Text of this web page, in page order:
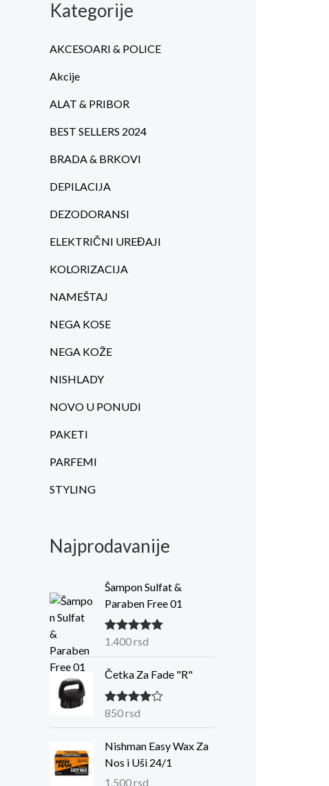
Kategorije
AKCESOARI & POLICE
Akcije
ALAT & PRIBOR
BEST SELLERS 2024
BRADA & BRKOVI
DEPILACIJA
DEZODORANSI
ELEKTRIČNI UREĐAJI
KOLORIZACIJA
NAMEŠTAJ
NEGA KOSE
NEGA KOŽE
NISHLADY
NOVO U PONUDI
PAKETI
PARFEMI
STYLING
Najprodavanije
Šampon Sulfat &
Paraben Free 01
Ocenjeno
1.400rsd
Četka Za Fade "R"
Ocenjeno
850rsd
Nishman Easy Wax Za
Nos i Uši 24/1
1.500rsd